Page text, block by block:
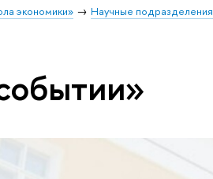
экономики» Научные подразделения